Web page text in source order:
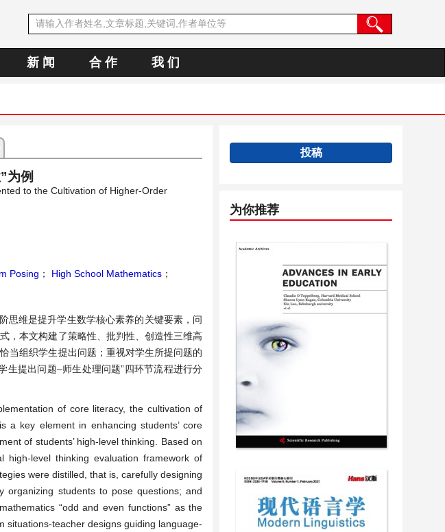
新 闻 合 作 我 们
为例
to the Cultivation of Higher-Order
Posing ； High School Mathematics ；
思维是提升学生数学核心素养的关键要素，问
，本文构建了策略性、批判性、创造性三维高
当组织学生提出问题；重视对学生所提问题的
生提出问题–师生处理问题”四环节流程进行分
of core literacy, the cultivation of
a key element in enhancing students’ core
of students’ high-level thinking. Based on
high-level thinking evaluation framework of
were distilled, that is, carefully designing
organizing students to pose questions; and
“odd and even functions” as the
situations-teacher designs guiding language-
投稿
为你推荐